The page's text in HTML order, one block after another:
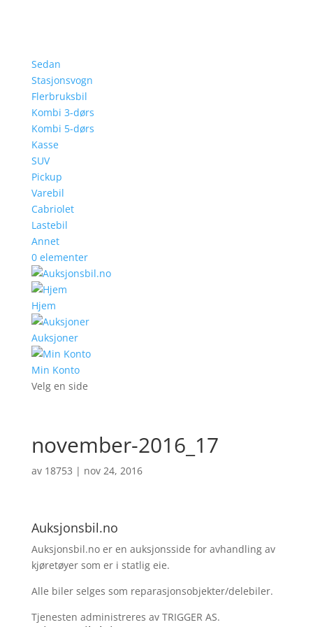
Sedan
Stasjonsvogn
Flerbruksbil
Kombi 3-dørs
Kombi 5-dørs
Kasse
SUV
Pickup
Varebil
Cabriolet
Lastebil
Annet
0 elementer
Hjem
Auksjoner
Min Konto
Velg en side
november-2016_17
av 18753 | nov 24, 2016
Auksjonsbil.no
Auksjonsbil.no er en auksjonsside for avhandling av
kjøretøyer som er i statlig eie.
Alle biler selges som reparasjonsobjekter/delebiler.
Tjenesten administreres av TRIGGER AS.